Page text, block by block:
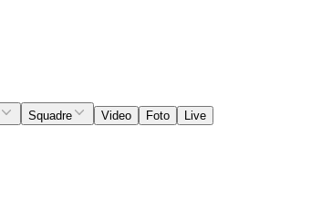
Squadre Video Foto
Live